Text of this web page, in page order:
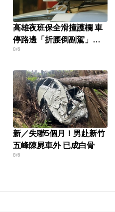
高雄夜班保全滑撞護欄 車
停路邊「折腰倒副駕」
亡！
8/6
新／失聯5個月！男赴新竹
五峰陳屍車外 已成白骨
8/6